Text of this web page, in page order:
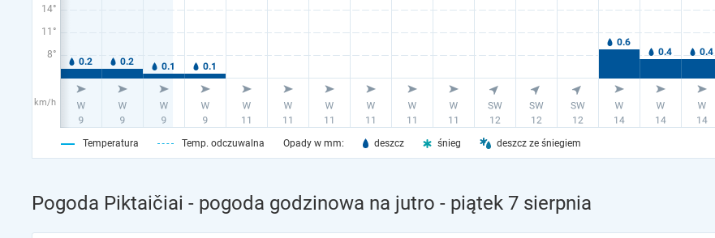
14°
11°
8°
km/h
Temperatura Temp. odczuwalna Opady w mm: deszcz śnieg deszcz ze śniegiem
Pogoda Piktaičiai - pogoda godzinowa na jutro - piątek 7 sierpnia